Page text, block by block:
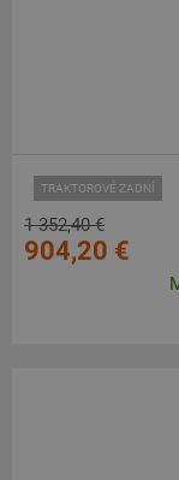
TRAKTOROVÉ ZADNÍ
1 352,40 €
904,20 €